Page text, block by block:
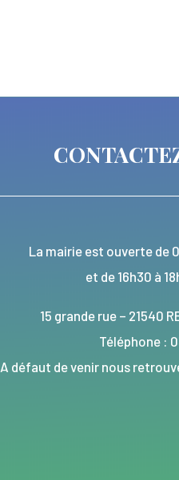
La mairie est ouverte de
et de 16h30 à
15 grande rue – 21540
Téléphone :
A défaut de venir nous